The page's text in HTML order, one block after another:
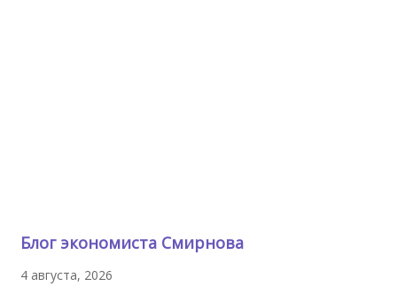
Блог экономиста Смирнова
4 августа, 2026